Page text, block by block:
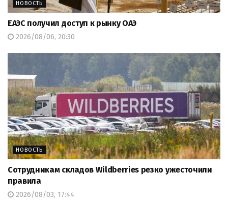
НОВОСТЬ
ЕАЭС получил доступ к рынку ОАЭ
2026/08/06, 20:30
НОВОСТЬ
Сотрудникам складов Wildberries резко ужесточили
правила
2026/08/03, 17:44